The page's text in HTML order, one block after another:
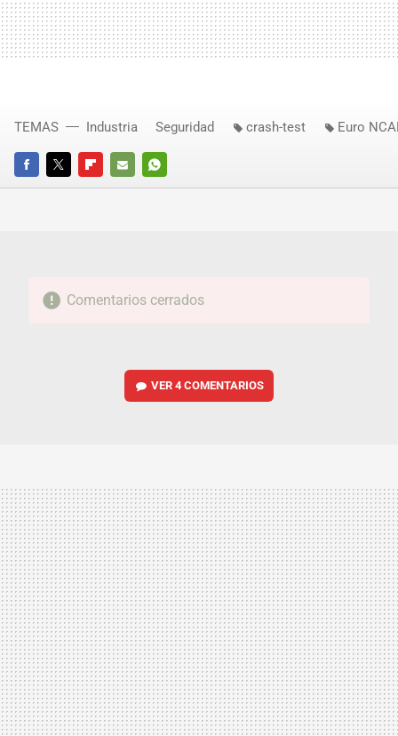
FACEBOOKTWITTERFLIPBOARD
E-
WHATSAPP
TEMAS Industria Seguridad crash-test Euro
Comentarios cerrados
VER4 COMENTARIOS